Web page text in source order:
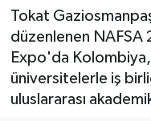
Tokat
düzenlenen
Expo'da
üniversitelerle iş
uluslararası
Advertising news
Canlı Maç
Son Dakika